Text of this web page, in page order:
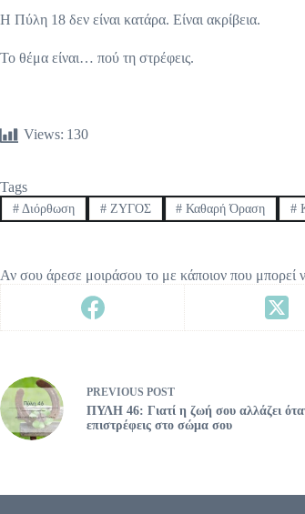
Η Πύλη 18 δεν είναι κατάρα. Είναι ακρίβεια.
Το θέμα είναι… πού τη στρέφεις.
Views: 130
Tags
#Διόρθωση #ΖΥΓΟΣ # Καθαρή Όραση #
Αν σου άρεσε μοιράσου το με κάποιον που μπορεί
PREVIOUS POST
ΠΥΛΗ 46: Γιατί η ζωή σου αλλάζει
επιστρέφεις στο σώμα σου